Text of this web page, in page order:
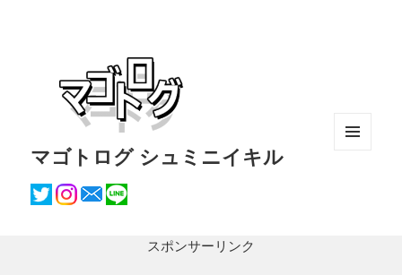
マゴトログ シュミニイキル
スポンサーリンク